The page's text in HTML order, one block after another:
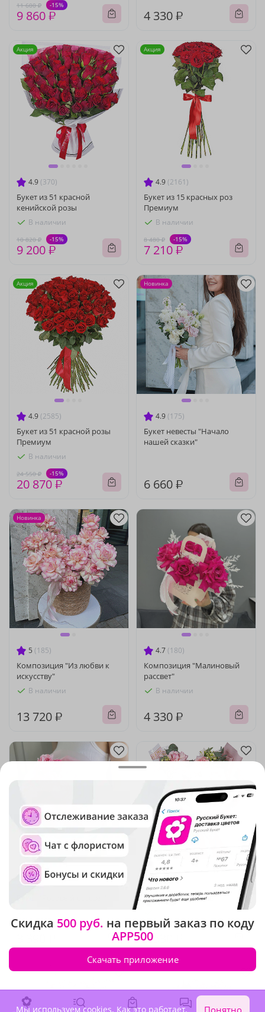
11 600 ₽ -15%
9 860 ₽ 4 330 ₽
4.9 (370)
Букет из 51 красной
кенийской розы
В наличии
10 820 ₽ -15%
9 200 ₽
Акция
4.9 (2161)
Букет из 15 красных роз
Премиум
В наличии
8 480 ₽ -15%
7 210 ₽
Акция
4.9 (2585)
Букет из 51 красной розы
Премиум
В наличии
24 550 ₽ -15%
20 870 ₽
Акция
4.9 (175)
Букет невесты "Начало
нашей сказки"
6 660 ₽
Новинка
5 (185)
Композиция "Из любви к
искусству"
В наличии
13 720 ₽
Новинка
4.7 (180)
Композиция "Малиновый
рассвет"
В наличии
4 330 ₽
4.8(233) 5(747)
Букет "Как в сказке"
7 530 ₽
Хит продаж
Скидка 500 руб. на первый заказ по коду
APP500
Скачать приложение
Мы используем cookies. Как это работает. Понятно